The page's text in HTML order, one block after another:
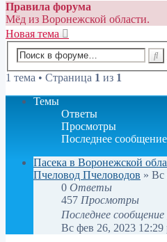
Правила форума
Мёд из Воронежской области.
Новая тема
1 тема • Страница 1 из 1
Темы
Ответы
Просмотры
Последнее сообщение
Пасека в Воронежской
Пчеловод Пчеловодов » Вс
0 Ответы
457 Просмотры
Последнее сообщение
Вс фев 26, 2023 12:29